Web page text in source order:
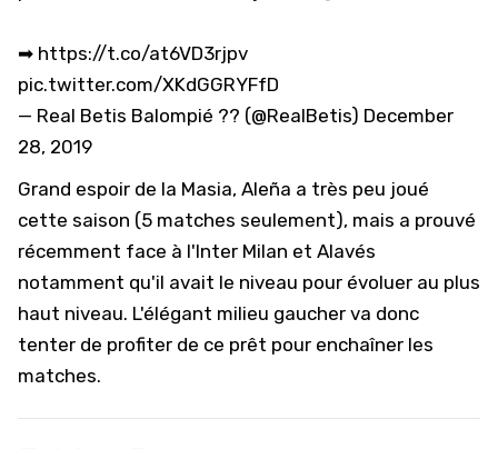
➡ https://t.co/at6VD3rjpv
pic.twitter.com/XKdGGRYFfD
— Real Betis Balompié ?? (@RealBetis) December
28, 2019
Grand espoir de la Masia, Aleña a très peu joué
cette saison (5 matches seulement), mais a prouvé
récemment face à l'Inter Milan et Alavés
notamment qu'il avait le niveau pour évoluer au plus
haut niveau. L'élégant milieu gaucher va donc
tenter de profiter de ce prêt pour enchaîner les
matches.